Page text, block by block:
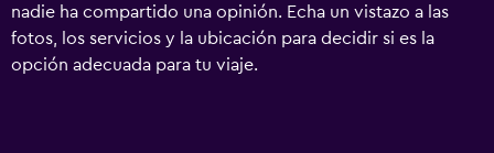
nadie ha compartido una opinión. Echa un vistazo a las
fotos, los servicios y la ubicación para decidir si es la
opción adecuada para tu viaje.